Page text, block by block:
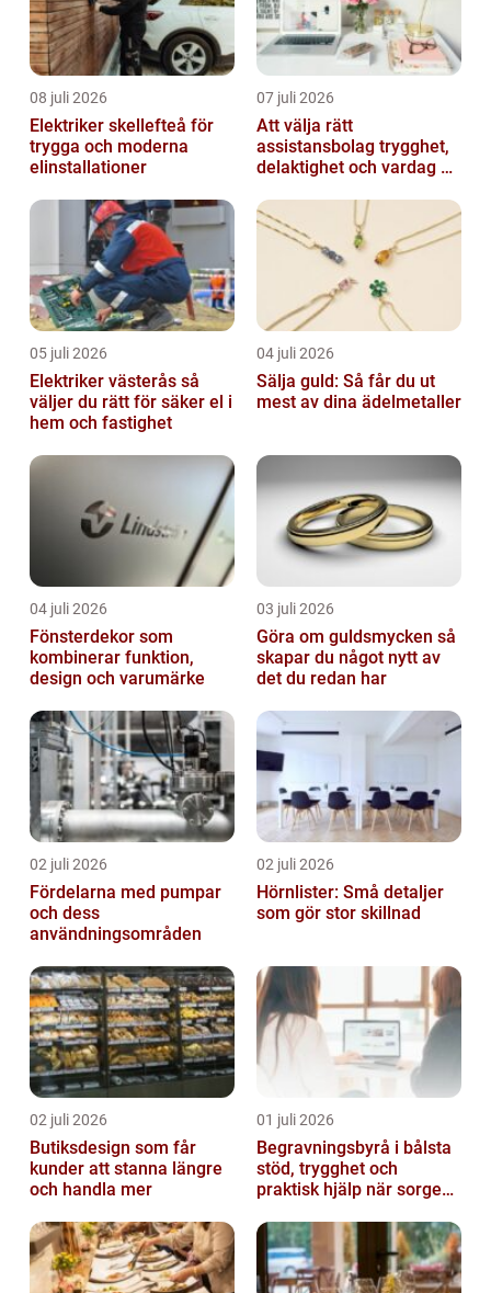
08 juli 2026
Elektriker skellefteå för
trygga och moderna
elinstallationer
07 juli 2026
Att välja rätt
assistansbolag trygghet,
delaktighet och vardag på
05 juli 2026
Elektriker västerås så
väljer du rätt för säker el i
hem och fastighet
04 juli 2026
Sälja guld: Så får du ut
mest av dina ädelmetaller
04 juli 2026
Fönsterdekor som
kombinerar funktion,
design och varumärke
03 juli 2026
Göra om guldsmycken så
skapar du något nytt av
det du redan har
02 juli 2026
Fördelarna med pumpar
och dess
användningsområden
02 juli 2026
Hörnlister: Små detaljer
som gör stor skillnad
02 juli 2026
Butiksdesign som får
kunder att stanna längre
och handla mer
01 juli 2026
Begravningsbyrå i bålsta
stöd, trygghet och
praktisk hjälp när sorgen